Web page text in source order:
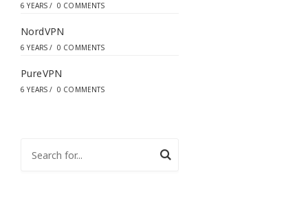
6 YEARS / 0 COMMENTS
NordVPN
6 YEARS / 0 COMMENTS
PureVPN
6 YEARS / 0 COMMENTS